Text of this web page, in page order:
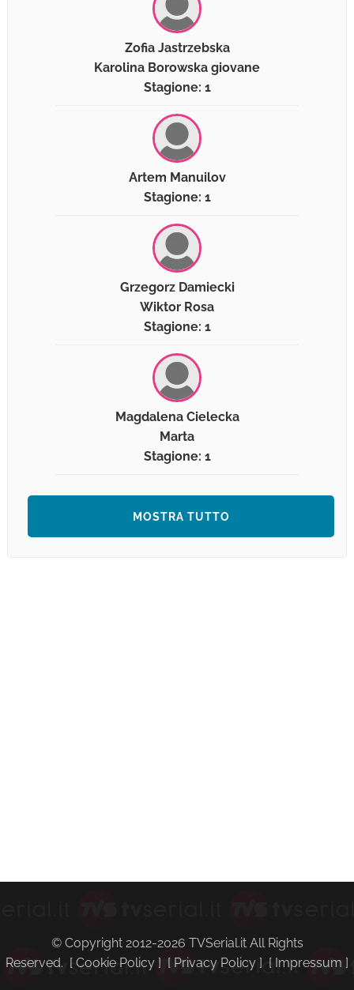
Zofia Jastrzebska
Karolina Borowska giovane
Stagione: 1
Artem Manuilov
Stagione: 1
Grzegorz Damiecki
Wiktor Rosa
Stagione: 1
Magdalena Cielecka
Marta
Stagione: 1
MOSTRA TUTTO
© Copyright 2012-2026 TVSerial.it All Rights
Reserved. [ Cookie Policy ] [ Privacy Policy ] [ Impressum ]